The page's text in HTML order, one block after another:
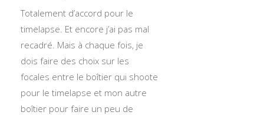
Totalement d’accord pour le
timelapse. Et encore j’ai pas mal
recadré. Mais à chaque fois, je
dois faire des choix sur les
focales entre le boîtier qui shoote
pour le timelapse et mon autre
boîtier pour faire un peu de